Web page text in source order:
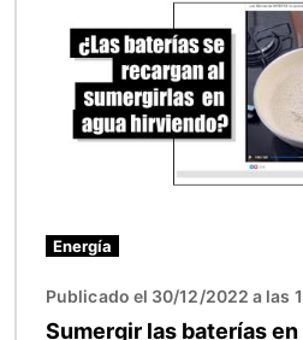
Energía
Publicado el 30/12/2022 a las
Sumergir las baterías